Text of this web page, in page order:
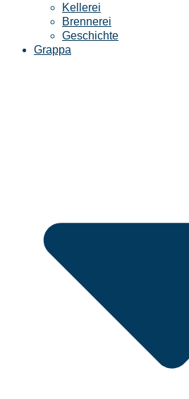
Kellerei
Brennerei
Geschichte
Grappa